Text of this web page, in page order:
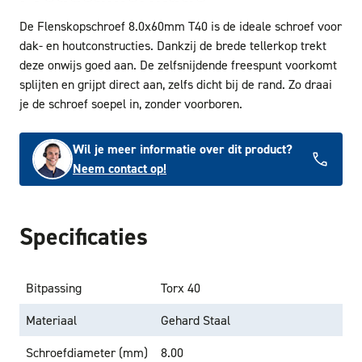
De Flenskopschroef 8.0x60mm T40 is de ideale schroef voor
dak- en houtconstructies. Dankzij de brede tellerkop trekt
deze onwijs goed aan. De zelfsnijdende freespunt voorkomt
splijten en grijpt direct aan, zelfs dicht bij de rand. Zo draai
je de schroef soepel in, zonder voorboren.
Wil je meer informatie over dit product?
Neem contact op!
Specificaties
Bitpassing
Torx 40
Materiaal
Gehard Staal
Schroefdiameter (mm)
8.00